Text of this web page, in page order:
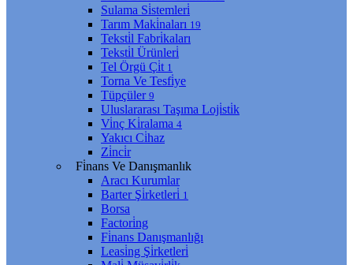
Sulama Si̇stemleri̇
Tarım Maki̇naları 19
Teksti̇l Fabri̇kaları
Teksti̇l Ürünleri̇
Tel Örgü Çi̇t 1
Torna Ve Tesfi̇ye
Tüpçüler 9
Uluslararası Taşıma Loji̇sti̇k
Vi̇nç Ki̇ralama 4
Yakıcı Ci̇haz
Zi̇nci̇r
Fi̇nans Ve Danışmanlık
Aracı Kurumlar
Barter Şi̇rketleri̇ 1
Borsa
Factori̇ng
Fi̇nans Danışmanlığı
Leasi̇ng Şi̇rketleri̇